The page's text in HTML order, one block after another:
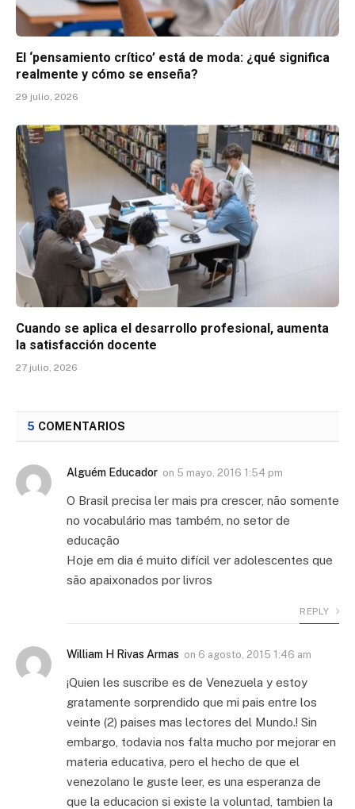
El ‘pensamiento crítico’ está de moda: ¿qué significa
realmente y cómo se enseña?
29 julio, 2026
Cuando se aplica el desarrollo profesional, aumenta
la satisfacción docente
27 julio, 2026
5 COMENTARIOS
Alguém Educador on 5 mayo, 2016 1:54 pm
O Brasil precisa ler mais pra crescer, não somente
no vocabulário mas também, no setor de
educação
Hoje em dia é muito difícil ver adolescentes que
são apaixonados por livros
REPLY
William H Rivas Armas on 6 agosto, 2015 1:46 am
¡Quien les suscribe es de Venezuela y estoy
gratamente sorprendido que mi pais entre los
veinte (2) paises mas lectores del Mundo.! Sin
embargo, todavia nos falta mucho por mejorar en
materia educativa, pero el hecho de que el
venezolano le guste leer, es una esperanza de
que la educacion si existe la voluntad, tambien la